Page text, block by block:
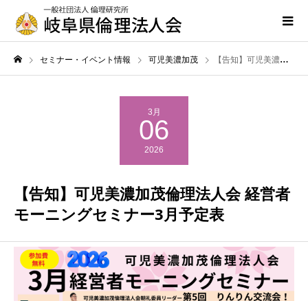
セミナー・イベント情報 可児美濃加茂 【告知】可児美濃加茂倫理法人会 経営者モーニングセミナー3月予定表
3月
06
2026
【告知】可児美濃加茂倫理法人会 経営者
モーニングセミナー3月予定表